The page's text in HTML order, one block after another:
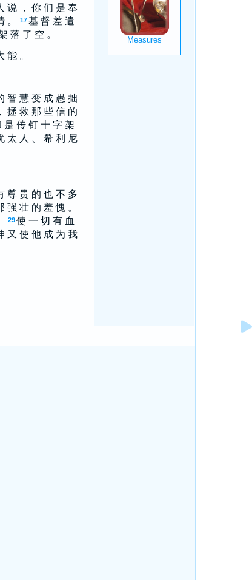
说 ， 你 们 是 奉
。 17 基 督 差 遣
落 了 空 。
能 。
智 慧 变 成 愚 拙
拯 救 那 些 信 的
是 传 钉 十 字 架
太 人 、 希 利 尼
尊 贵 的 也 不 多
壮 的 羞 愧 。
29 使 一 切 有 血
又 使 他 成 为 我